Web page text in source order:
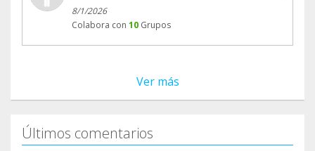
8/1/2026
Colabora con 10 Grupos
Ver más
Últimos comentarios